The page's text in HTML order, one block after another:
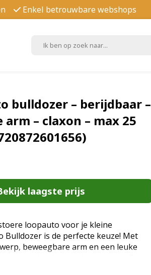
Enkel betrouwbare webshops
bulldozer – berijdbaar –
arm – claxon – max 25
laagste prijs
loopauto voor je kleine
Bulldozer is de perfecte keuze! Met
beweegbare arm en een leuke
een echte bouwvakker voelen. Deze
voor kinderen tot 25 kg. Laat je